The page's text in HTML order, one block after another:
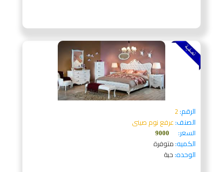
الرقم:2
الصنف:عرفع نوم صينى
السعر:
9000
الكميه:متوفرة
الوحده:حبة